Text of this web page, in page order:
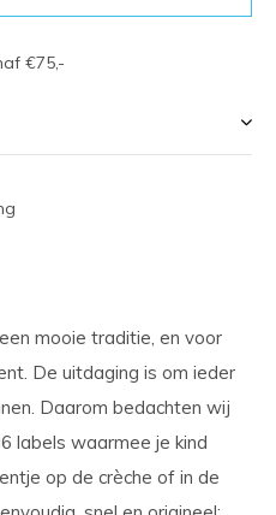
€75,-
mooie traditie, en voor
De uitdaging is om ieder
Daarom bedachten wij
labels waarmee je kind
op de crèche of in de